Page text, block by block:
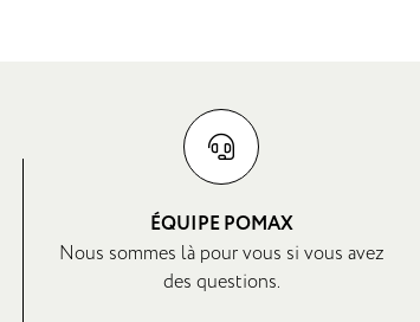
ÉQUIPE POMAX
Nous sommes là pour vous si vous avez
des questions.